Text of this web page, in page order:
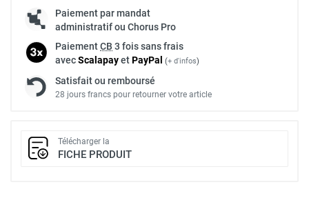
Paiement par mandat
administratif ou Chorus Pro
PaiementCB 3 fois sans frais
avecScalapayetPayPal (+ d'infos)
Satisfait ou remboursé
28 jours francs pour retourner votre article
Télécharger la
FICHE PRODUIT